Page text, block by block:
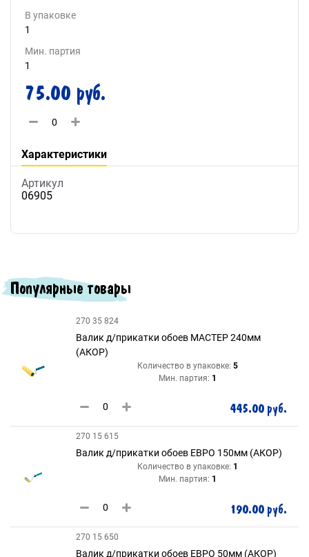
В упаковке
1
Мин. партия
1
75.00 руб.
Характеристики
Артикул
06905
Популярные товары
270 35 824
Валик д/прикатки обоев МАСТЕР 240мм
(АКОР)
Количество в упаковке: 5
Мин. партия: 1
445.00 руб.
270 15 615
Валик д/прикатки обоев ЕВРО 150мм (АКОР)
Количество в упаковке: 1
Мин. партия: 1
190.00 руб.
270 15 650
Валик д/прикатки обоев ЕВРО 50мм (АКОР)